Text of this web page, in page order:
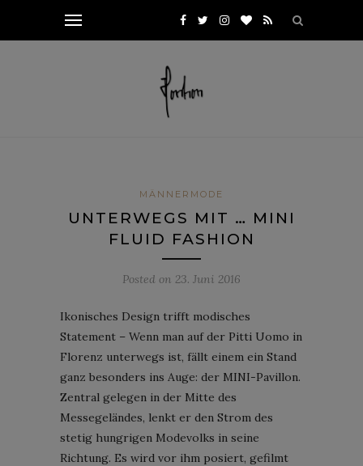
MÄNNERMODE
UNTERWEGS MIT … MINI
FLUID FASHION
Posted on 23. Juni 2016
Ikonisches Design trifft modisches
Statement – Wenn man auf der Pitti Uomo in
Florenz unterwegs ist, fällt einem ein Stand
ganz besonders ins Auge: der MINI-Pavillon.
Zentral gelegen in der Mitte des
Messegeländes, lenkt er den Strom des
stetig hungrigen Modevolks in seine
Richtung. Es wird vor ihm posiert, gefilmt